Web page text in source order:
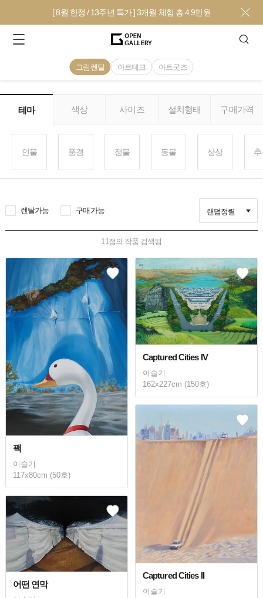
[ 8월 한정 / 13주년 특가 ] 3개월 체험 총 4.9만원
그림렌탈 아트테크 아트굿즈
테마 색상 사이즈 설치형태 구매가격
인물 풍경 정물 동물 상상
렌탈가능 구매가능 랜덤정렬
11점의 작품 검색됨
꽥
이슬기
117x80cm (50호)
Captured Cities IV
이슬기
162x227cm (150호)
Captured Cities II
이슬기
어떤 연막